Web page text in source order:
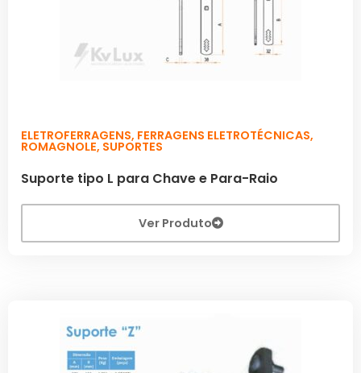
ELETROFERRAGENS, FERRAGENS ELETROTÉCNICAS,
ROMAGNOLE, SUPORTES
Suporte tipo L para Chave e Para-Raio
Ver Produto